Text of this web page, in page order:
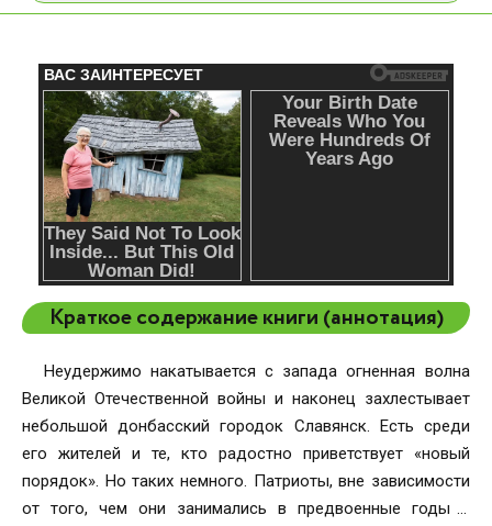
Краткое содержание книги (аннотация)
Неудержимо накатывается с запада огненная волна
Великой Отечественной войны и наконец захлестывает
небольшой донбасский городок Славянск. Есть среди
его жителей и те, кто радостно приветствует «новый
порядок». Но таких немного. Патриоты, вне зависимости
от того, чем они занимались в предвоенные годы и